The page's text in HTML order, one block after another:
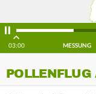
03:00 MESSUNG